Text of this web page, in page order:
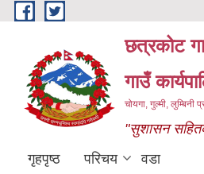
Skip to main content
छत्रकोट
गाउँ
चोयगा, गुल्मी, लुम्बिनी
"सुशासन
गृहपृष्ठ परिचय वडा